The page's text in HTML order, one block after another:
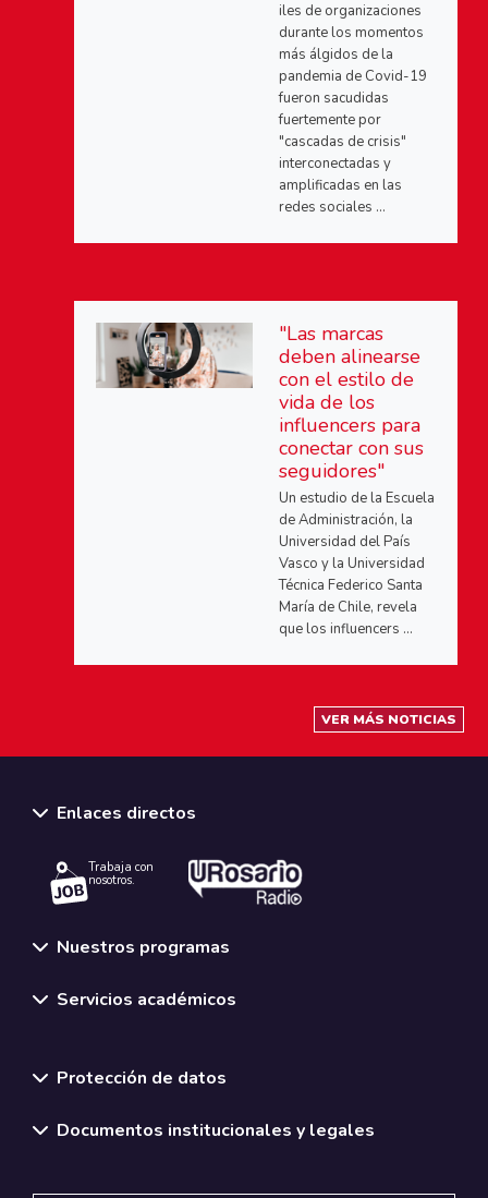
iles de organizaciones
durante los momentos
más álgidos de la
pandemia de Covid-19
fueron sacudidas
fuertemente por
"cascadas de crisis"
interconectadas y
amplificadas en las
redes sociales ...
"Las marcas
deben alinearse
con el estilo de
vida de los
influencers para
conectar con sus
seguidores"
Un estudio de la Escuela
de Administración, la
Universidad del País
Vasco y la Universidad
Técnica Federico Santa
María de Chile, revela
que los influencers ...
VER MÁS NOTICIAS
Enlaces directos
Trabaja con
nosotros.
Nuestros programas
Servicios académicos
Protección de datos
Documentos institucionales y legales